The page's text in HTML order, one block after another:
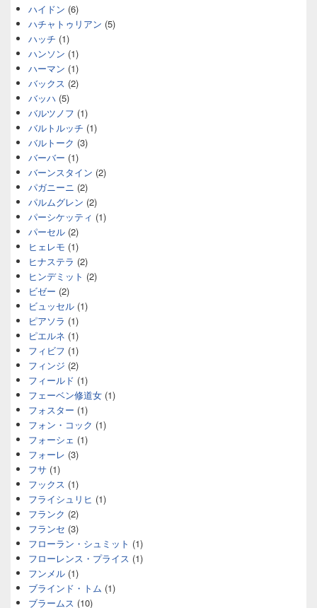
ハイドン (6)
ハチャトゥリアン (5)
ハッチ (1)
ハンソン (1)
ハーマン (1)
バックス (2)
バッハ (5)
バルツノフ (1)
バルトルッチ (1)
バルトーク (3)
バーバー (1)
バーンスタイン (2)
パガニーニ (2)
パルムグレン (2)
パーシケッティ (1)
パーセル (2)
ヒェレモ (1)
ヒナステラ (2)
ヒンデミット (2)
ビゼー (2)
ビュッセル (1)
ピアソラ (1)
ピエルネ (1)
フィビフ (1)
フィンジ (2)
フィールド (1)
フェーベン修道女 (1)
フォスター (1)
フォン・コック (1)
フォーシェ (1)
フォーレ (3)
フサ (1)
フックス (1)
フライシュリヒ (1)
フランク (2)
フランセ (3)
フローラン・シュミット (1)
フローレンス・プライス (1)
フンメル (1)
ブラインド・トム (1)
ブラームス (10)